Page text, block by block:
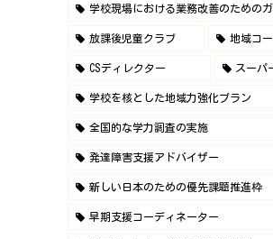
学校現場における業務改善のための
放課後児童クラブ 地域コ
CSディレクター スーパ
学校を核とした地域力強化プラン
全国的な学力調査の実施
発達障害支援アドバイザー
新しい日本のための優先課題推進枠
早期支援コーディネーター